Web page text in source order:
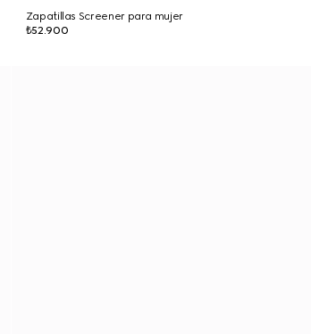
Zapatillas Screener para mujer
₺52.900